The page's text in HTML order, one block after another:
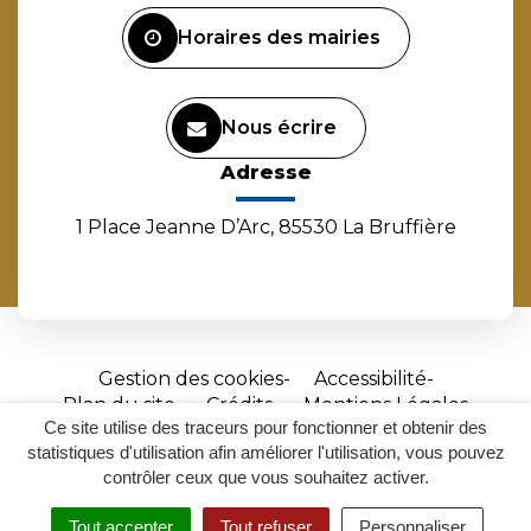
Ce site utilise des traceurs pour fonctionner et obtenir des
statistiques d'utilisation afin améliorer l'utilisation, vous pouvez
contrôler ceux que vous souhaitez activer.
Tout accepter Tout refuser Personnaliser
Horaires des mairies
Nous écrire
Adresse
1 Place Jeanne D’Arc, 85530 La Bruffière
Gestion des cookies
Accessibilité
Plan du site
Crédits
Mentions Légales
Site
réalisé
par